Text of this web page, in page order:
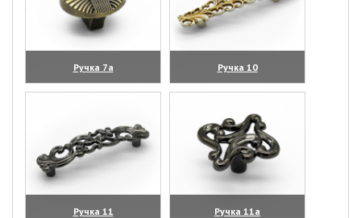
Ручка 7а
(увеличить)
Ручка 10
(увеличить)
Ручка 11
Ручка 11а